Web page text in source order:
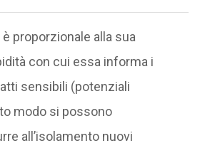
è proporzionale alla sua
con cui essa informa i
sensibili (potenziali
modo si possono
all’isolamento nuovi